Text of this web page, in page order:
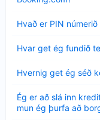
Hvað er PIN
sýnt
Hvar get ég fundið
sýnt
Hvernig get ég séð
sýnt
Ég er að slá inn
mun ég þurfa að
Minna
sýnt